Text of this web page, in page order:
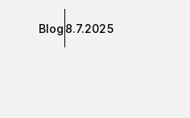
Blog 8.7.2025